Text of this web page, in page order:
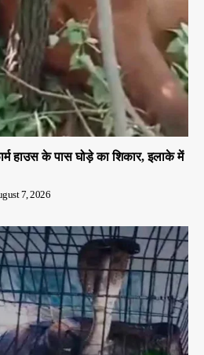
हाउस के पास घोड़े का शिकार, इलाके में
7, 2026